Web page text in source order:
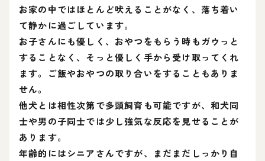
お家の中ではほとんど吠えることがなく、落ち着い
て静かに過ごしています。
お子さんにも優しく、おやつをもらう時もガウっと
することなく、そっと優しく手から受け取ってくれ
ます。ご飯やおやつの取り合いをすることもありま
せん。
他犬とは相性次第で多頭飼育も可能ですが、和犬同
士や男の子同士では少し強気な反応を見せることが
あります。
年齢的にはシニアさんですが、まだまだしっかり自